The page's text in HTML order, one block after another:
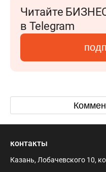
Читайте
в Telegram
контакты
Казань, Лобачевского 10,